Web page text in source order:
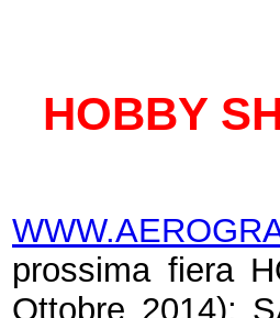
HOBBY
prossima fiera
Ottobre 2014);